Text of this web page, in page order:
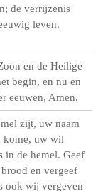
de verrijzenis
leven.
en de Heilige
begin, en nu en
eeuwen, Amen.
zijt, uw naam
kome, uw wil
in de hemel. Geef
en vergeef
ook wij vergeven